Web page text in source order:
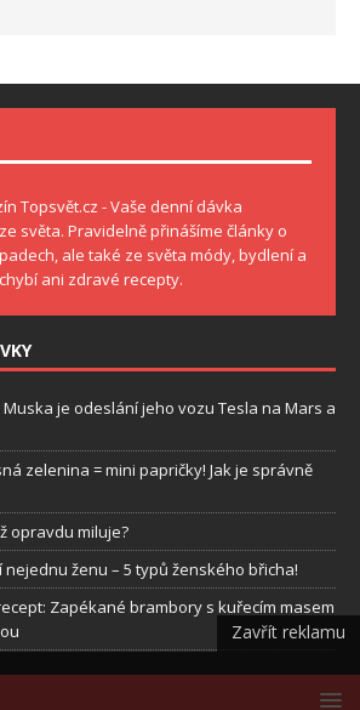
Topsvět.cz - Vaše denní dávka
světa. Pravidelně přinášíme články o
ale také ze světa módy, bydlení a
ani zdravé recepty.
je odeslání jeho vozu Tesla na Mars a
zelenina = mini papričky! Jak je správně
opravdu miluje?
ženu – 5 typů ženského břicha!
Zapékané brambory s kuřecím masem
Zavřít reklamu